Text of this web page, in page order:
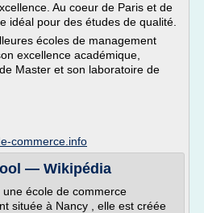
Au coeur de Paris et de
idéal pour des études de qualité.
écoles de management
excellence académique,
Master et son laboratoire de
commerce.info
— Wikipédia
école de commerce
située à Nancy , elle est créée